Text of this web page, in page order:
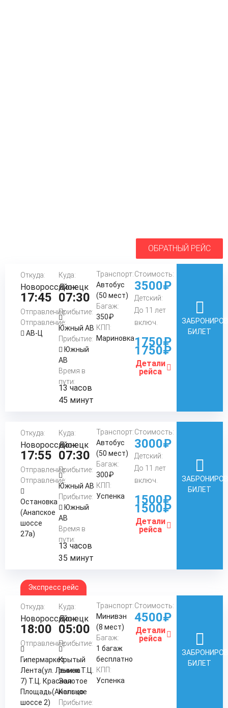
ОБРАТНЫЙ РЕЙС
Откуда:
Новороссийск
17:45
Отправление:
Отправление:
АВ-Ц
Куда:
Донецк
07:30
Прибытие:
Южный АВ
Прибытие:
Южный
АВ
Время в
пути:
13 часов
45 минут
Транспорт:
Автобус
(50 мест)
Багаж:
350₽
КПП:
Мариновка
Стоимость:
3500₽
Детский:
До 11 лет
включ.
1750₽
1750₽
Детали
рейса
БИЛЕТ
Откуда:
Новороссийск
17:55
Отправление:
Отправление:
Остановка
(Анапское
шоссе
27а)
Куда:
Донецк
07:30
Прибытие:
Южный АВ
Прибытие:
Южный
АВ
Время в
пути:
13 часов
35 минут
Транспорт:
Автобус
(50 мест)
Багаж:
300₽
КПП:
Успенка
Стоимость:
3000₽
Детский:
До 11 лет
включ.
1500₽
1500₽
Детали
рейса
БИЛЕТ
Экспресс рейс
Откуда:
Новороссийск
18:00
Отправление:
Гипермаркет
Лента(ул. Ленина
7) Т.Ц. Красная
Площадь(Анапское
шоссе 2)
Куда:
Донецк
05:00
Прибытие:
Крытый
рынок Т.Ц.
Золотое
Кольцо
Прибытие:
Транспорт:
Минивэн
(8 мест)
Багаж:
1 багаж
бесплатно
КПП:
Успенка
Стоимость:
4500₽
Детали
рейса
БИЛЕТ